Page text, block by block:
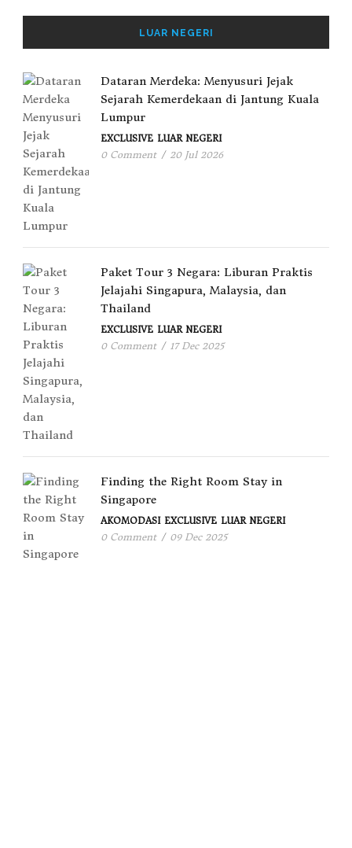
LUAR NEGERI
Dataran Merdeka: Menyusuri Jejak
Sejarah Kemerdekaan di Jantung Kuala
Lumpur
EXCLUSIVE LUAR NEGERI
0 Comment / 20 Jul 2026
Paket Tour 3 Negara: Liburan Praktis
Jelajahi Singapura, Malaysia, dan
Thailand
EXCLUSIVE LUAR NEGERI
0 Comment / 17 Dec 2025
Finding the Right Room Stay in
Singapore
AKOMODASI EXCLUSIVE LUAR NEGERI
0 Comment / 09 Dec 2025